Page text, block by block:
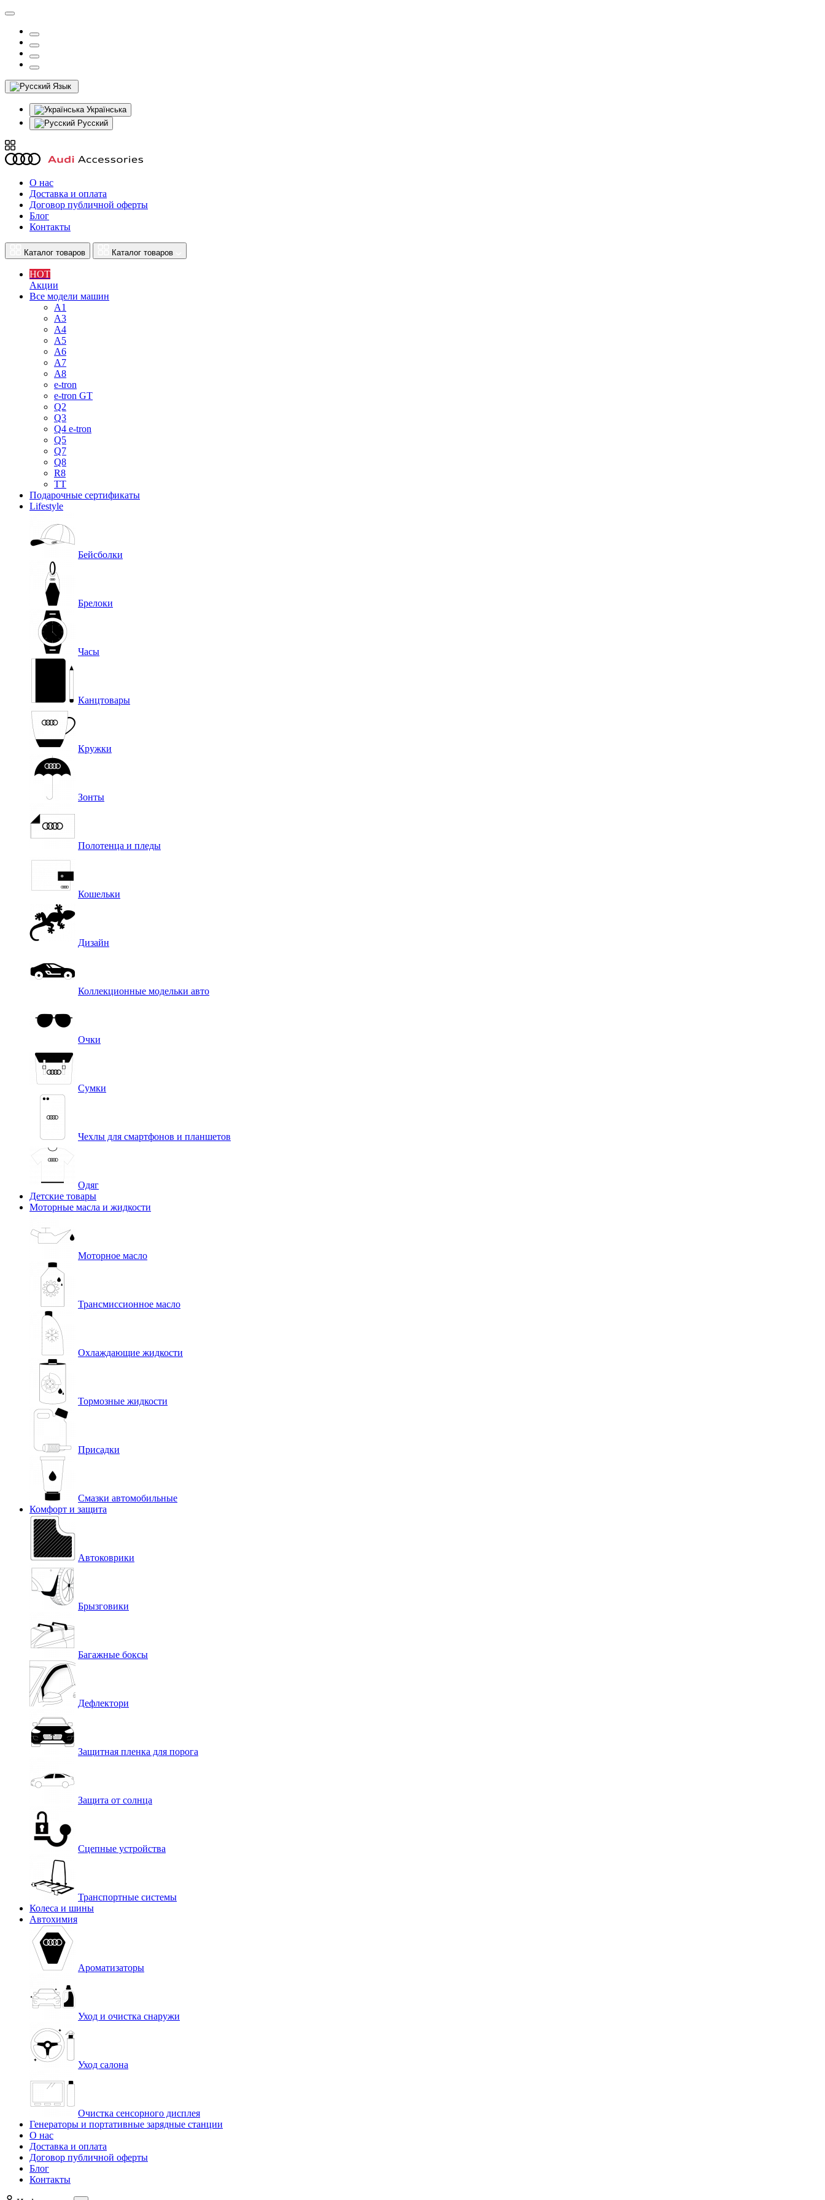
Язык
Українська
Русский
О нас
Доставка и оплата
Договор публичной оферты
Блог
Контакты
Каталог товаров Каталог товаров
HOT
Акции
Все модели машин
A1
A3
A4
A5
A6
A7
A8
e-tron
e-tron GT
Q2
Q3
Q4 e-tron
Q5
Q7
Q8
R8
TT
Подарочные сертификаты
Lifestyle
Бейсболки
Брелоки
Часы
Канцтовары
Кружки
Зонты
Полотенца и пледы
Кошельки
Дизайн
Коллекционные модельки авто
Очки
Сумки
Чехлы для смартфонов и планшетов
Одяг
Детские товары
Моторные масла и жидкости
Моторное масло
Трансмиссионное масло
Охлаждающие жидкости
Тормозные жидкости
Присадки
Смазки автомобильные
Комфорт и защита
Автоковрики
Брызговики
Багажные боксы
Дефлектори
Защитная пленка для порога
Защита от солнца
Сцепные устройства
Транспортные системы
Колеса и шины
Автохимия
Ароматизаторы
Уход и очистка снаружи
Уход салона
Очистка сенсорного дисплея
Генераторы и портативные зарядные станции
О нас
Доставка и оплата
Договор публичной оферты
Блог
Контакты